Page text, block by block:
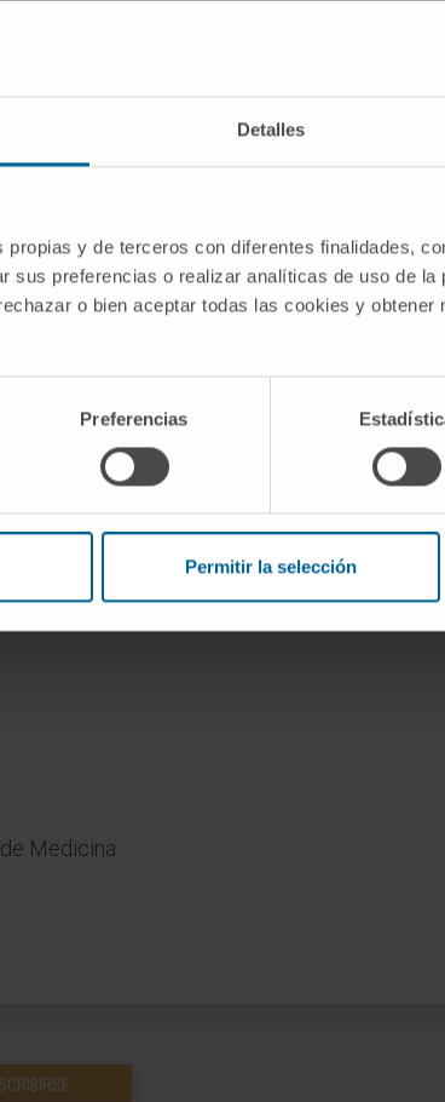
Detalles
propias y de terceros con diferentes finalidades,
sus preferencias o realizar analíticas de uso de la
o bien aceptar todas las cookies y obtener
Preferencias
Permitir la selección
especialista del departamento de
Clínica Universidad de Navarra en la sede de
Medicina.